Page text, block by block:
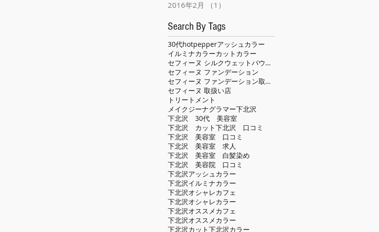
2016年2月
（1）
Search By Tags
30代hotpepperアッシュカラー
イルミナカラーカット カラー
セフィーヌ シルクウェットパウダー
セフィーヌ ファンデーション
セフィーヌ ファンデーション取扱い店
セフィーヌ 取扱い店
トリートメント
メイクジーナグラマー下北沢
下北沢 30代 美容室
下北沢 カット下北沢 口コミ
下北沢 美容室 口コミ
下北沢 美容室 求人
下北沢 美容室 白髪染め
下北沢 美容院 口コミ
下北沢アッシュカラー
下北沢イルミナカラー
下北沢オシャレカフェ
下北沢オシャレカラー
下北沢オススメカフェ
下北沢オススメカラー
下北沢カット下北沢カラー